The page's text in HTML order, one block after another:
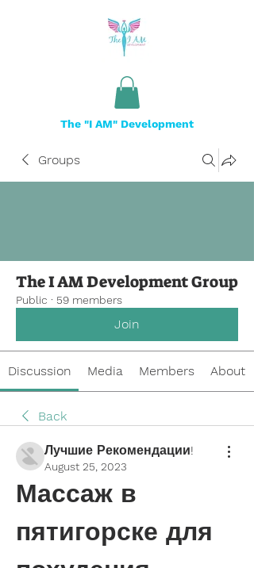
The "I AM" Development
Groups
The I AM Development Group
Public · 59 members
Join
Discussion Media Members About
Back
Лучшие Рекомендации!
August 25, 2023
Массаж в
пятигорске для